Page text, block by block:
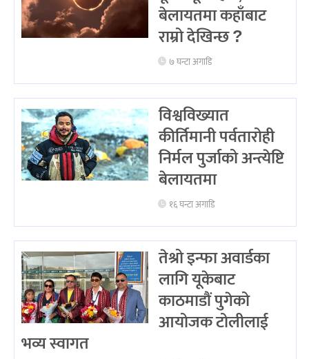
बेलायतमा कहाँबाट
राम्रो देखिन्छ ?
७ घन्टा अगाडि
विश्वविख्यात
कीर्तिमानी पर्वतारोही
निर्मल पुर्जाको अन्त्येष्टि
बेलायतमा
१६ घन्टा अगाडि
तेश्रो इन्फा अवार्डका
लागि यूकेबाट
काठमाडौं पुगेको
आयोजक टोलीलाई
भव्य स्वागत